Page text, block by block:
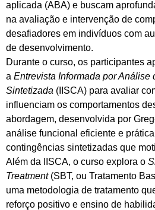
aplicada (ABA) e buscam
na avaliação e intervenção de
desafiadores em indivíduos com
de desenvolvimento.
Durante o curso, os participantes
a Entrevista Informada por Análise
Sintetizada (IISCA) para avaliar
influenciam os comportamentos
abordagem, desenvolvida por
análise funcional eficiente e
contingências sintetizadas que
Além da IISCA, o curso explora o
Treatment(SBT, ou Tratamento
uma metodologia de tratamento
reforço positivo e ensino de